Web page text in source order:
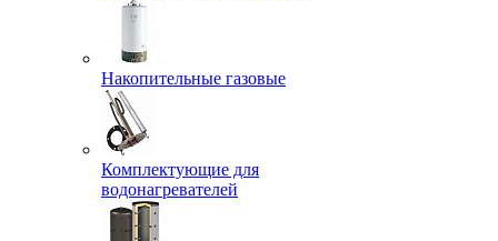
Накопительные газовые
Комплектующие для
водонагревателей